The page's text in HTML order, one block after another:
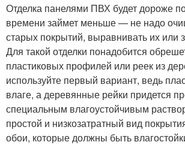
Отделка панелями ПВХ будет дороже
времени займет меньше — не надо
старых покрытий, выравнивать их или
Для такой отделки понадобится
пластиковых профилей или реек из
используйте первый вариант, ведь
влаге, а деревянные рейки придется
специальным влагоустойчивым
простой и низкозатратный вид
обои, которые должны быть